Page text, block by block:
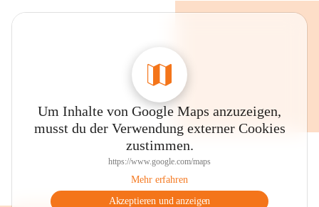
Um Inhalte von Google Maps anzuzeigen,
musst du der Verwendung externer Cookies
zustimmen.
https://www.google.com/maps
Mehr erfahren
Akzeptieren und anzeigen